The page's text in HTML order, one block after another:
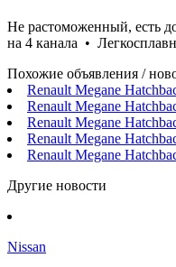
Не растоможенный, есть
на 4 канала •
Похожие объявления /
Renault Megane
Renault Megane
Renault Megane
Renault Megane
Renault Megane
Другие новости
Nissan